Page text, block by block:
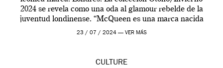
2024 se revela como una oda al glamour rebelde de la
juventud londinense. “McQueen es una marca nacida
en Londres y siempre ha […]
23 / 07 / 2024 — VER MÁS
CULTURE